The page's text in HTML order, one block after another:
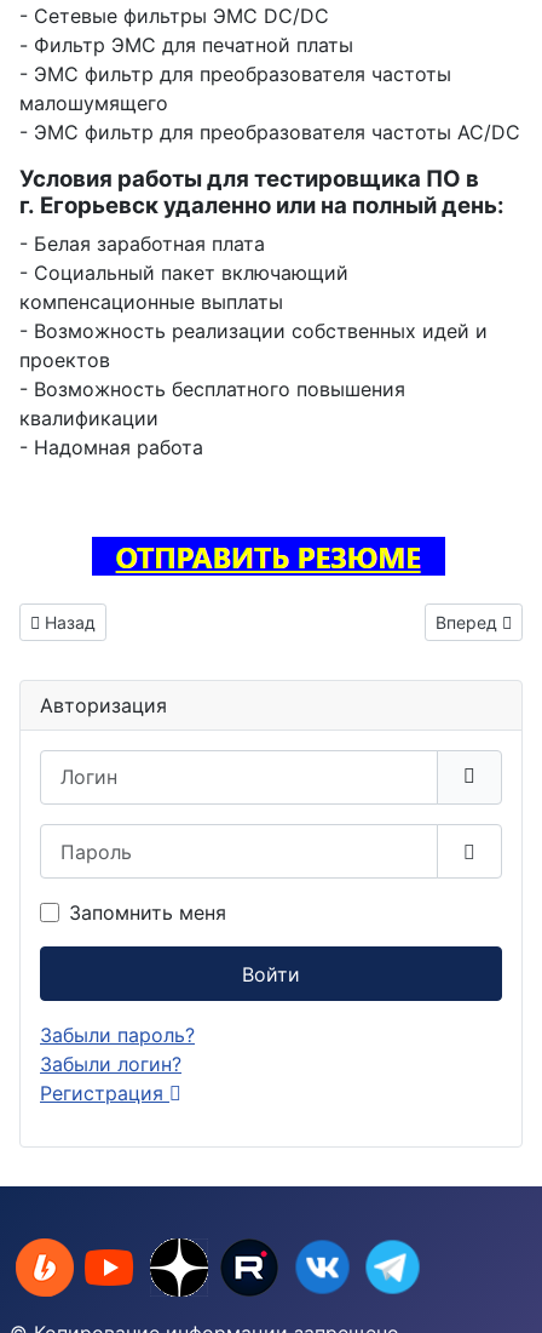
- Сетевые фильтры ЭМС DC/DC
- Фильтр ЭМС для печатной платы
- ЭМС фильтр для преобразователя частоты
малошумящего
- ЭМС фильтр для преобразователя частоты AC/DC
Условия работы для тестировщика ПО в
г. Егорьевск удаленно или на полный день:
- Белая заработная плата
- Социальный пакет включающий
компенсационные выплаты
- Возможность реализации собственных идей и
проектов
- Возможность бесплатного повышения
квалификации
- Надомная работа
Предыдущий: Инженер трассировщик печатных плат
Назад Следующий:
Вперед
Авторизация
Запомнить меня
Войти
Забыли пароль?
Забыли логин?
Регистрация